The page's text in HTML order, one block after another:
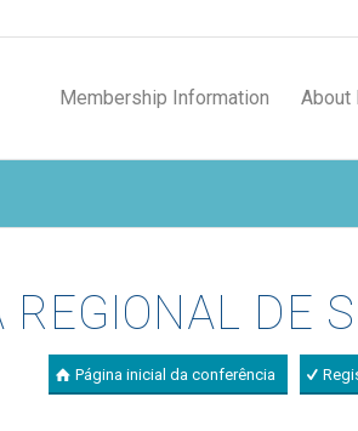
Membership Information About
DE
Página inicial da conferência